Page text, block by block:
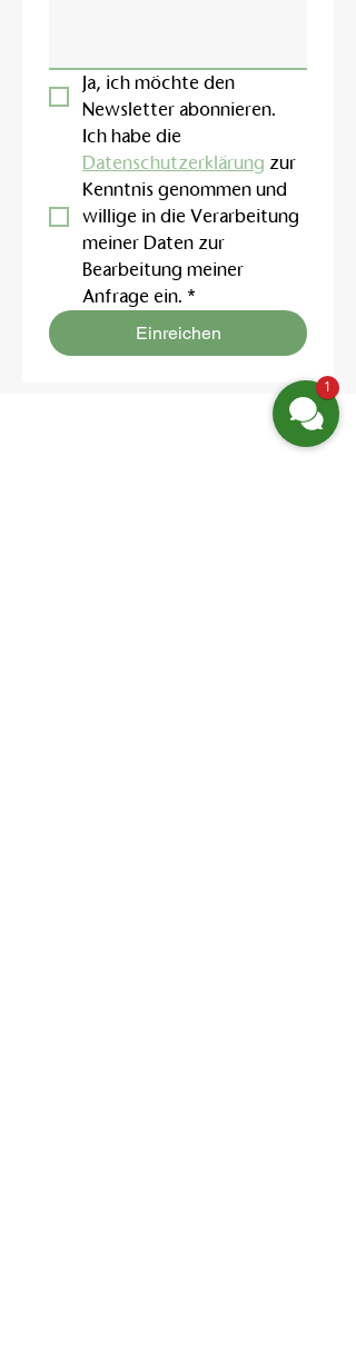
Ja, ich möchte den
Newsletter abonnieren.
Datenschutzerklärung zur
Kenntnis genommen und
willige in die Verarbeitung
meiner Daten zur
Bearbeitung meiner
Anfrage ein. *
Einreichen
1